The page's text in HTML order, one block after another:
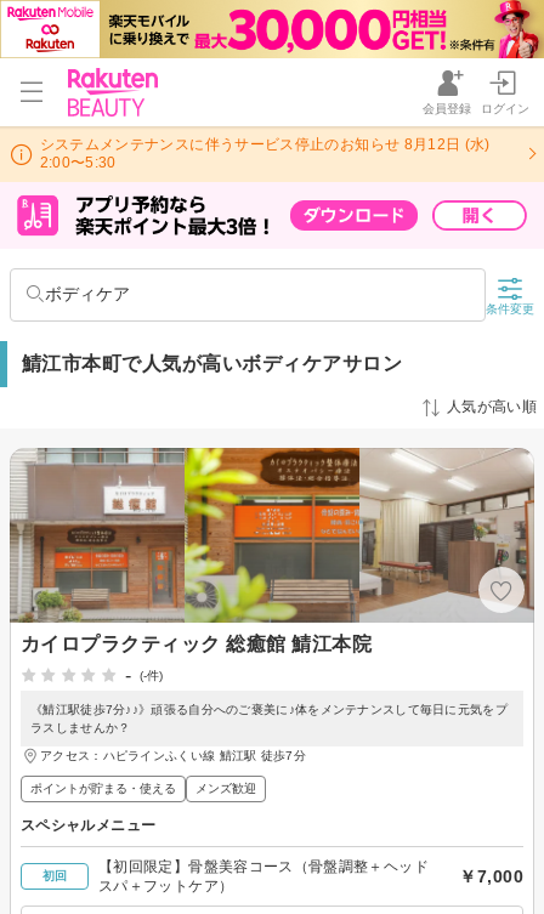
会員登録 ログイン
システムメンテナンスに伴うサービス停止のお知らせ 8月12日 (水)
2:00〜5:30
ボディケア
条件変更
鯖江市本町で人気が高いボディケアサロン
人気が高い順
カイロプラクティック 総癒館 鯖江本院
-
(-件)
《鯖江駅徒歩7分♪♪》頑張る自分へのご褒美に♪体をメンテナンスして毎日に元気をプ
ラスしませんか？
アクセス：ハピラインふくい線 鯖江駅 徒歩7分
ポイントが貯まる・使える メンズ歓迎
スペシャルメニュー
初回
【初回限定】骨盤美容コース（骨盤調整＋ヘッド
スパ＋フットケア）
￥7,000